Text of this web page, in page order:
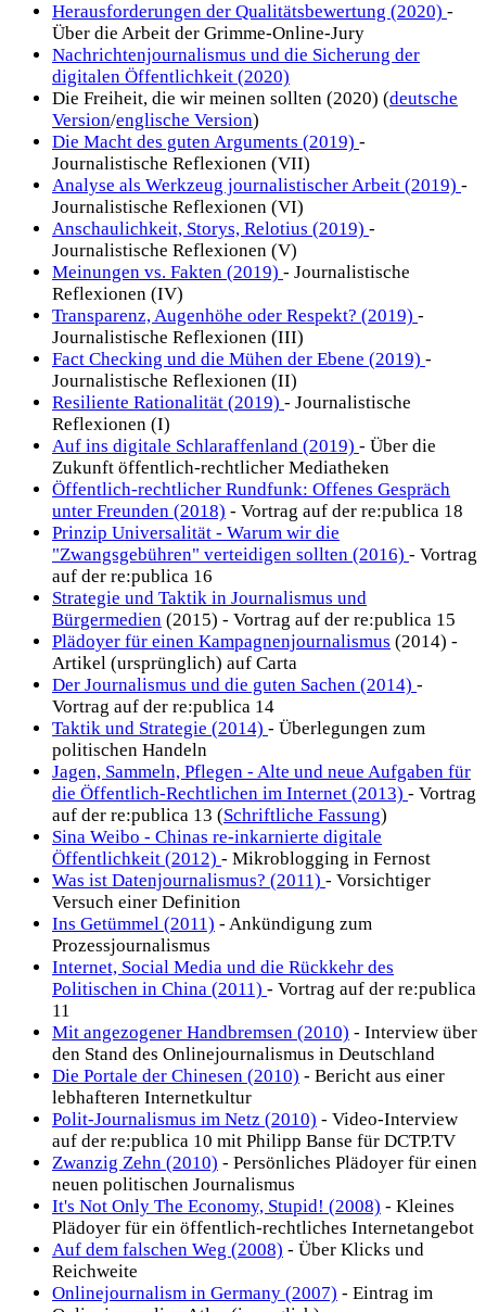
Herausforderungen der Qualitätsbewertung (2020) -
Über die Arbeit der Grimme-Online-Jury
Nachrichtenjournalismus und die Sicherung der
digitalen Öffentlichkeit (2020)
Die Freiheit, die wir meinen sollten (2020) (deutsche
Version/englische Version)
Die Macht des guten Arguments (2019) -
Journalistische Reflexionen (VII)
Analyse als Werkzeug journalistischer Arbeit (2019) -
Journalistische Reflexionen (VI)
Anschaulichkeit, Storys, Relotius (2019) -
Journalistische Reflexionen (V)
Meinungen vs. Fakten (2019) - Journalistische
Reflexionen (IV)
Transparenz, Augenhöhe oder Respekt? (2019) -
Journalistische Reflexionen (III)
Fact Checking und die Mühen der Ebene (2019) -
Journalistische Reflexionen (II)
Resiliente Rationalität (2019) - Journalistische
Reflexionen (I)
Auf ins digitale Schlaraffenland (2019) - Über die
Zukunft öffentlich-rechtlicher Mediatheken
Öffentlich-rechtlicher Rundfunk: Offenes Gespräch
unter Freunden (2018) - Vortrag auf der re:publica 18
Prinzip Universalität - Warum wir die
"Zwangsgebühren" verteidigen sollten (2016) - Vortrag
auf der re:publica 16
Strategie und Taktik in Journalismus und
Bürgermedien (2015) - Vortrag auf der re:publica 15
Plädoyer für einen Kampagnenjournalismus (2014) -
Artikel (ursprünglich) auf Carta
Der Journalismus und die guten Sachen (2014) -
Vortrag auf der re:publica 14
Taktik und Strategie (2014) - Überlegungen zum
politischen Handeln
Jagen, Sammeln, Pflegen - Alte und neue Aufgaben für
die Öffentlich-Rechtlichen im Internet (2013) - Vortrag
auf der re:publica 13 (Schriftliche Fassung)
Sina Weibo - Chinas re-inkarnierte digitale
Öffentlichkeit (2012) - Mikroblogging in Fernost
Was ist Datenjournalismus? (2011) - Vorsichtiger
Versuch einer Definition
Ins Getümmel (2011) - Ankündigung zum
Prozessjournalismus
Internet, Social Media und die Rückkehr des
Politischen in China (2011) - Vortrag auf der re:publica
11
Mit angezogener Handbremsen (2010) - Interview über
den Stand des Onlinejournalismus in Deutschland
Die Portale der Chinesen (2010) - Bericht aus einer
lebhafteren Internetkultur
Polit-Journalismus im Netz (2010) - Video-Interview
auf der re:publica 10 mit Philipp Banse für DCTP.TV
Zwanzig Zehn (2010) - Persönliches Plädoyer für einen
neuen politischen Journalismus
It's Not Only The Economy, Stupid! (2008) - Kleines
Plädoyer für ein öffentlich-rechtliches Internetangebot
Auf dem falschen Weg (2008) - Über Klicks und
Reichweite
Onlinejournalism in Germany (2007) - Eintrag im